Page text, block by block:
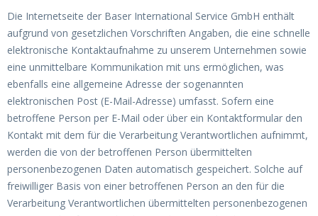
Die Internetseite der Baser International Service GmbH enthält
aufgrund von gesetzlichen Vorschriften Angaben, die eine schnelle
elektronische Kontaktaufnahme zu unserem Unternehmen sowie
eine unmittelbare Kommunikation mit uns ermöglichen, was
ebenfalls eine allgemeine Adresse der sogenannten
elektronischen Post (E-Mail-Adresse) umfasst. Sofern eine
betroffene Person per E-Mail oder über ein Kontaktformular den
Kontakt mit dem für die Verarbeitung Verantwortlichen aufnimmt,
werden die von der betroffenen Person übermittelten
personenbezogenen Daten automatisch gespeichert. Solche auf
freiwilliger Basis von einer betroffenen Person an den für die
Verarbeitung Verantwortlichen übermittelten personenbezogenen